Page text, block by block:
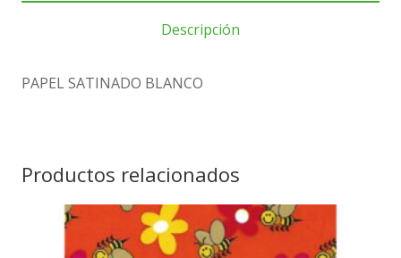
Descripción
PAPEL SATINADO BLANCO
Productos relacionados